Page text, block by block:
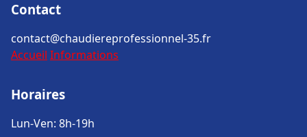
Contact
contact@chaudiereprofessionnel-35.fr
Accueil Informations
Horaires
Lun-Ven: 8h-19h